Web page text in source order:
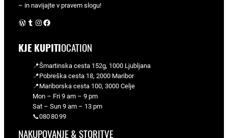
– in navijajte v pravem slogu!
WordPress Instagram Facebook
KJE KUPITIOCATION
📍Šmartinska cesta 152g, 1000 Ljubljana
📍Pobreška cesta 18, 2000 Maribor
📍Mariborska cesta 100, 3000 Celje
Mon – Fri 9 am – 9 pm
Sat – Sun 9 am – 13 pm
📞080 80 99
NAKUPOVANJE & STORITVE